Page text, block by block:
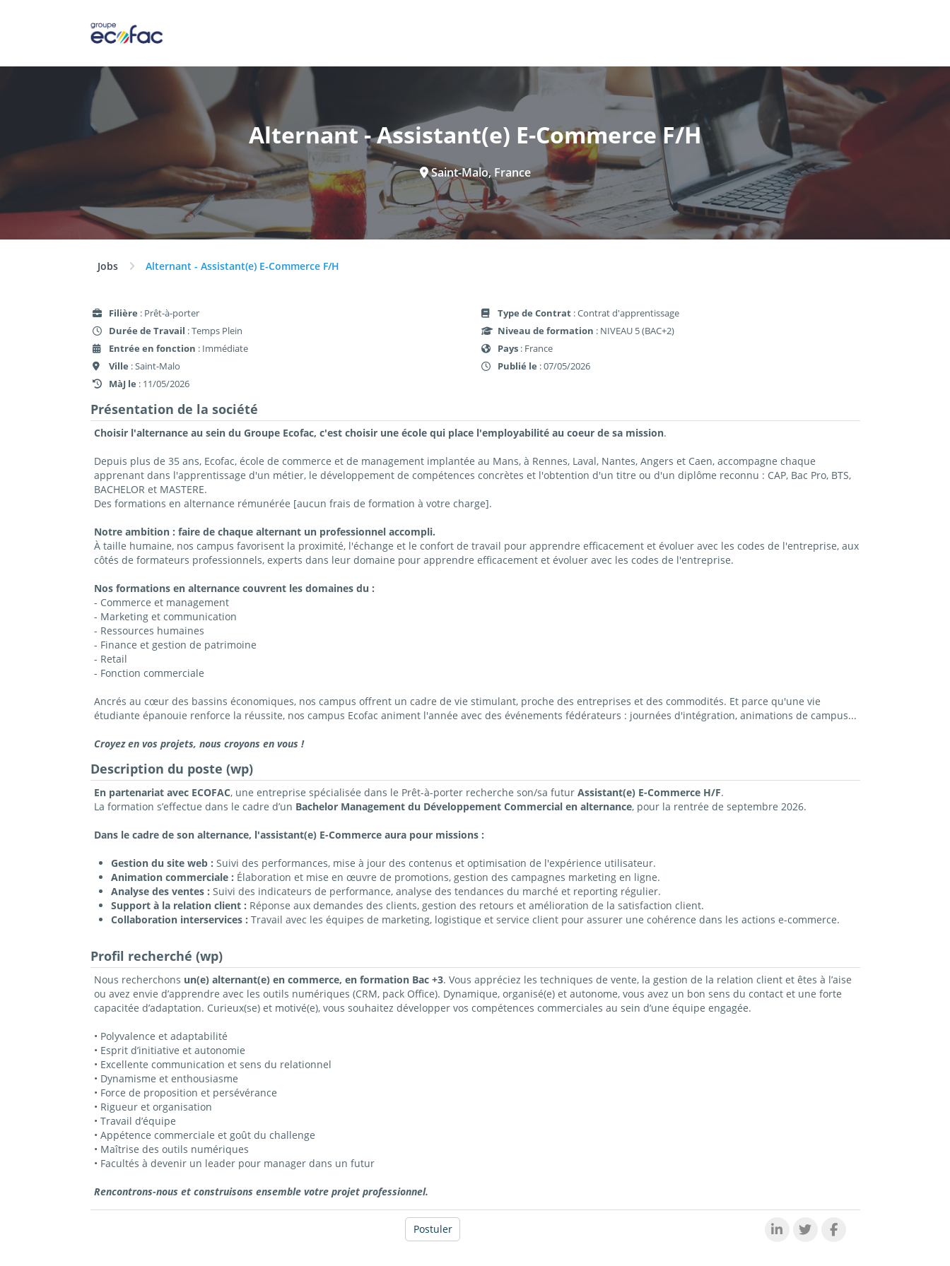
Alternant - Assistant(e) E-Commerce F/H
Saint-Malo, France
Jobs Alternant - Assistant(e) E-Commerce F/H
Filière : Prêt-à-porter
Durée de Travail : Temps Plein
Entrée en fonction : Immédiate
Ville : Saint-Malo
MàJ le : 11/05/2026
Type de Contrat : Contrat d'apprentissage
Niveau de formation : NIVEAU 5 (BAC+2)
Pays : France
Publié le : 07/05/2026
Présentation de la société
Choisir l'alternance au sein du Groupe Ecofac, c'est choisir une école qui place l'employabilité au coeur de sa mission.
Depuis plus de 35 ans, Ecofac, école de commerce et de management implantée au Mans, à Rennes, Laval, Nantes, Angers et Caen, accompagne chaque
apprenant dans l'apprentissage d'un métier, le développement de compétences concrètes et l'obtention d'un titre ou d'un diplôme reconnu : CAP, Bac Pro, BTS,
BACHELOR et MASTERE.
Des formations en alternance rémunérée [aucun frais de formation à votre charge].
Notre ambition : faire de chaque alternant un professionnel accompli.
À taille humaine, nos campus favorisent la proximité, l'échange et le confort de travail pour apprendre efficacement et évoluer avec les codes de l'entreprise, aux
côtés de formateurs professionnels, experts dans leur domaine pour apprendre efficacement et évoluer avec les codes de l'entreprise.
Nos formations en alternance couvrent les domaines du :
- Commerce et management
- Marketing et communication
- Ressources humaines
- Finance et gestion de patrimoine
- Retail
- Fonction commerciale
Ancrés au cœur des bassins économiques, nos campus offrent un cadre de vie stimulant, proche des entreprises et des commodités. Et parce qu'une vie
étudiante épanouie renforce la réussite, nos campus Ecofac animent l'année avec des événements fédérateurs : journées d'intégration, animations de campus...
Croyez en vos projets, nous croyons en vous !
Description du poste (wp)
En partenariat avec ECOFAC, une entreprise spécialisée dans le Prêt-à-porter recherche son/sa futurAssistant(e) E-Commerce H/F.
La formation s’effectue dans le cadre d’un Bachelor Management du Développement Commercial en alternance, pour la rentrée de septembre 2026.
Dans le cadre de son alternance, l'assistant(e) E-Commerce aura pour missions :
Gestion du site web : Suivi des performances, mise à jour des contenus et optimisation de l'expérience utilisateur.
Animation commerciale : Élaboration et mise en œuvre de promotions, gestion des campagnes marketing en ligne.
Analyse des ventes : Suivi des indicateurs de performance, analyse des tendances du marché et reporting régulier.
Support à la relation client : Réponse aux demandes des clients, gestion des retours et amélioration de la satisfaction client.
Collaboration interservices : Travail avec les équipes de marketing, logistique et service client pour assurer une cohérence dans les actions e-commerce.
Profil recherché (wp)
Nous recherchons un(e) alternant(e) en commerce, en formation Bac +3. Vous appréciez les techniques de vente, la gestion de la relation client et êtes à l’aise
ou avez envie d’apprendre avec les outils numériques (CRM, pack Office). Dynamique, organisé(e) et autonome, vous avez un bon sens du contact et une forte
capacitée d’adaptation. Curieux(se) et motivé(e), vous souhaitez développer vos compétences commerciales au sein d’une équipe engagée.
• Polyvalence et adaptabilité
• Esprit d’initiative et autonomie
• Excellente communication et sens du relationnel
• Dynamisme et enthousiasme
• Force de proposition et persévérance
• Rigueur et organisation
• Travail d’équipe
• Appétence commerciale et goût du challenge
• Maîtrise des outils numériques
• Facultés à devenir un leader pour manager dans un futur
Rencontrons-nous et construisons ensemble votre projet professionnel.
Postuler